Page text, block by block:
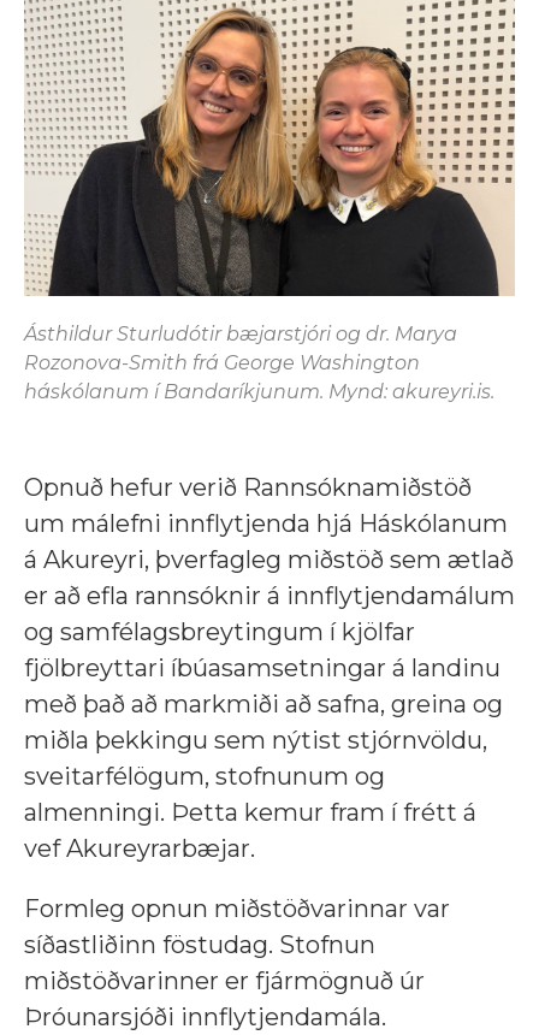
Ásthildur Sturludótir bæjarstjóri og dr. Marya
Rozonova-Smith frá George Washington
háskólanum í Bandaríkjunum. Mynd: akureyri.is.
Opnuð hefur verið Rannsóknamiðstöð
um málefni innflytjenda hjá Háskólanum
á Akureyri, þverfagleg miðstöð sem ætlað
er að efla rannsóknir á innflytjendamálum
og samfélagsbreytingum í kjölfar
fjölbreyttari íbúasamsetningar á landinu
með það að markmiði að safna, greina og
miðla þekkingu sem nýtist stjórnvöldu,
sveitarfélögum, stofnunum og
almenningi. Þetta kemur fram í frétt á
vef Akureyrarbæjar.
Formleg opnun miðstöðvarinnar var
síðastliðinn föstudag. Stofnun
miðstöðvarinner er fjármögnuð úr
Þróunarsjóði innflytjendamála.